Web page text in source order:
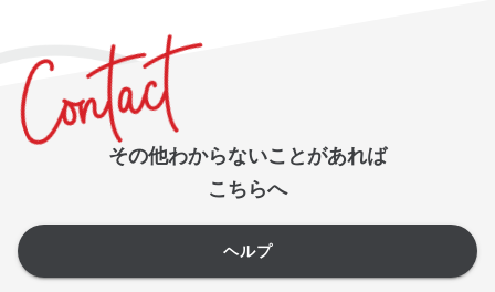
その他わからないことがあれば
こちらへ
ヘルプ